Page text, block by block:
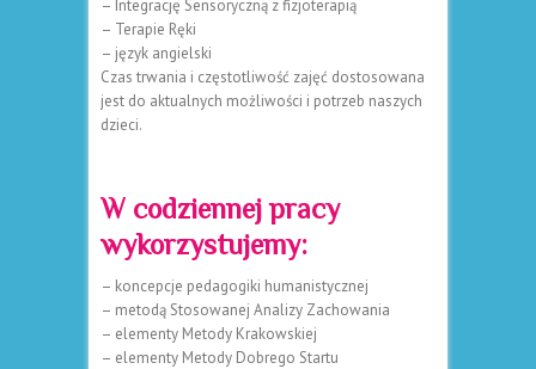
– Integrację Sensoryczną z fizjoterapią
– Terapie Ręki
– język angielski
Czas trwania i częstotliwość zajęć dostosowana
jest do aktualnych możliwości i potrzeb naszych
dzieci.
W codziennej pracy
wykorzystujemy:
– koncepcje pedagogiki humanistycznej
– metodą Stosowanej Analizy Zachowania
– elementy Metody Krakowskiej
– elementy Metody Dobrego Startu